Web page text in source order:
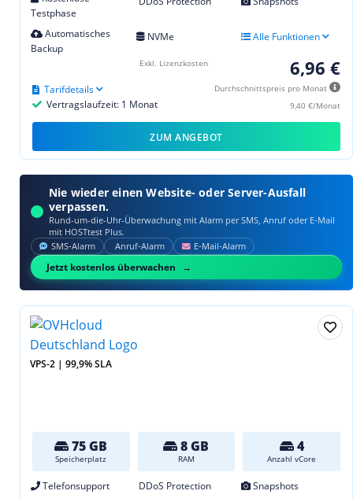
Testphase
Automatisches
Backup
NVMe Alle Funktionen
6,96 €
Durchschnittspreis pro Monat
9,40 €/Monat
Vertragslaufzeit: 1 Monat
Tarifdetails
Exkl. Lizenzkosten
ZUM ANGEBOT
Nie wieder einen Website- oder Server-Ausfall
verpassen.
Rund-um-die-Uhr-Überwachung mit Alarm per SMS, Anruf oder E‑Mail
mit HOSTtest Plus.
SMS‑Alarm Anruf‑Alarm E‑Mail‑Alarm
Jetzt kostenlos überwachen
VPS-2 | 99,9% SLA
75 GB
Speicherplatz
8 GB
RAM
4
Anzahl vCore
Telefonsupport DDoS Protection
Snapshots